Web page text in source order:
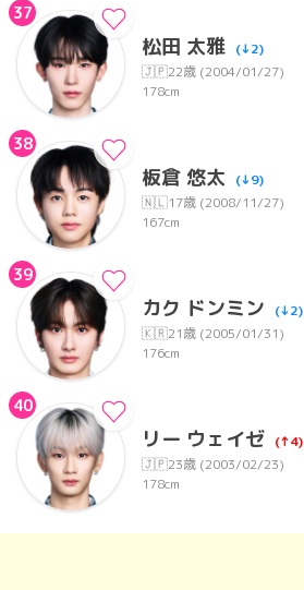
37
松田 太雅 (↓2)
🇯🇵22歳 (2004/01/27)
178cm
38
板倉 悠太
(↓9)
🇳🇱17歳 (2008/11/27)
167cm
39
カク ドンミン
(↓2)
🇰🇷21歳 (2005/01/31)
176cm
40
リー ウェイゼ (↑4)
🇯🇵23歳 (2003/02/23)
178cm